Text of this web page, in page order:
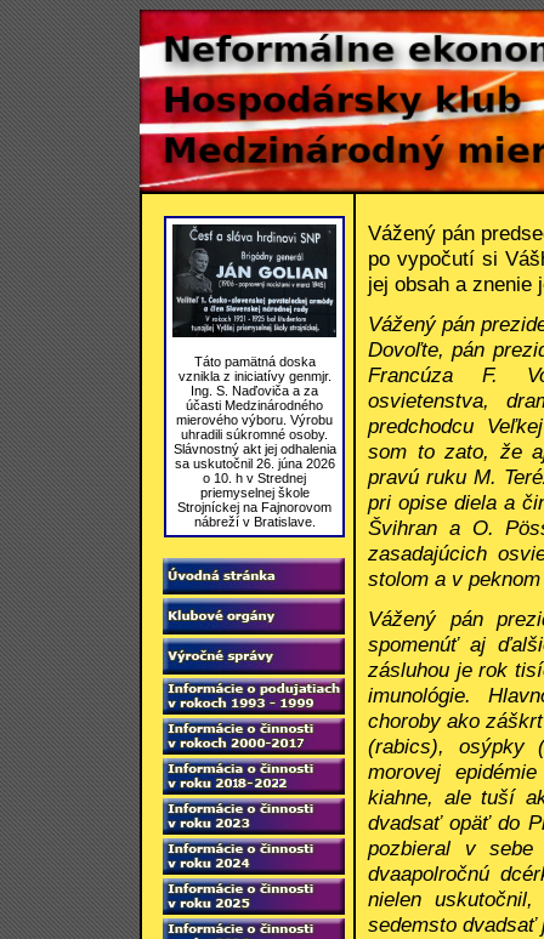
Táto pamätná doska
vznikla z iniciatívy genmjr.
Ing. S. Naďoviča a za
účasti Medzinárodného
mierového výboru. Výrobu
uhradili súkromné osoby.
Slávnostný akt jej odhalenia
sa uskutočnil 26. júna 2026
o 10. h v Strednej
priemyselnej škole
Strojníckej na Fajnorovom
nábreží v Bratislave.
Vážený pán
po vypočutí si
jej obsah a znenie
Vážený pán
Dovoľte, pán
Francúza F.
osvietenstva,
predchodcu
som to zato, že
pravú ruku M.
pri opise diela a
Švihran a O.
zasadajúcich
stolom a v
Vážený pán
spomenúť aj
zásluhou je rok
imunológie.
choroby ako
(rabics), osýpky
morovej
kiahne, ale tuší
dvadsať opäť do
pozbieral v sebe
dvaapolročnú
nielen
sedemsto dvadsať